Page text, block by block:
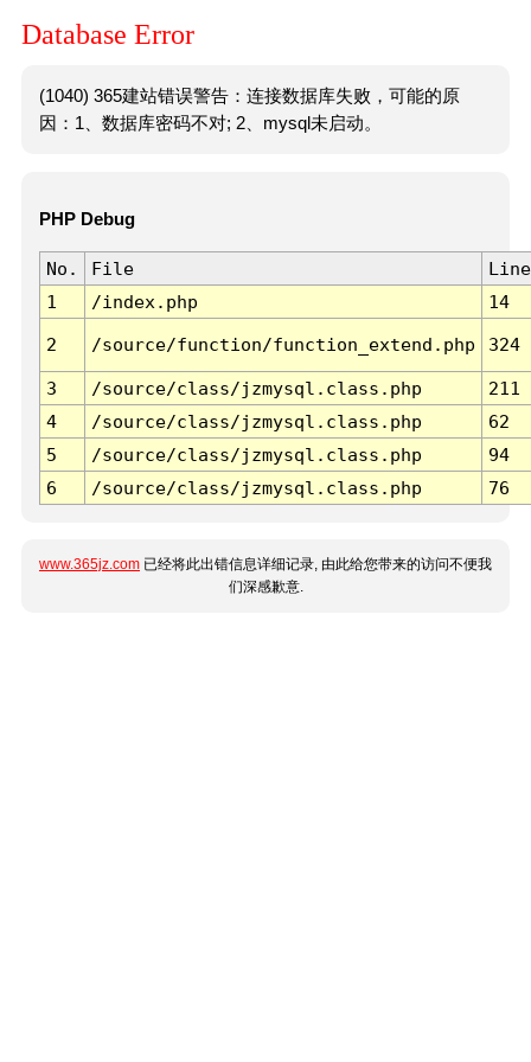
Database Error
(1040) 365建站错误警告：连接数据库失败，可能的原
因：1、数据库密码不对; 2、mysql未启动。
PHP Debug
No. File
Line
1
/index.php 14
2 /source/function/function_extend.php 324
3 /source/class/jzmysql.class.php
211
4
/source/class/jzmysql.class.php
62
5
/source/class/jzmysql.class.php
94
6
/source/class/jzmysql.class.php 76
www.365jz.com 已经将此出错信息详细记录, 由此给您带来的访问不便我
们深感歉意.